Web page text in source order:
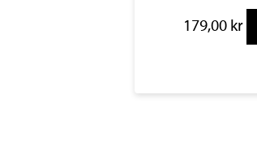
179,00 kr